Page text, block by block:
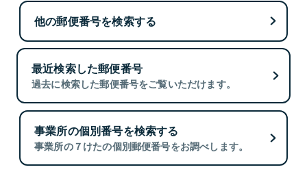
他の郵便番号を検索する
最近検索した郵便番号
過去に検索した郵便番号をご覧いただけます。
事業所の個別番号を検索する
事業所の７けたの個別郵便番号をお調べします。